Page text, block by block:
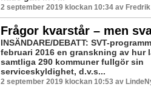
2 september 2019 klockan 10:34 av
Frågor kvarstår – men
INSÄNDARE/DEBATT: SVT-
februari 2016 en granskning av hur
samtliga 290 kommuner fullgör sin
serviceskyldighet, d.v.s...
2 september 2019 klockan 10:53 av